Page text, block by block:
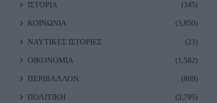
ΙΣΤΟΡΙΑ (345)
ΚΟΙΝΩΝΙΑ (3,850)
ΝΑΥΤΙΚΕΣ ΙΣΤΟΡΙΕΣ (23)
ΟΙΚΟΝΟΜΙΑ (1,582)
ΠΕΡΙΒΑΛΛΟΝ (809)
ΠΟΛΙΤΙΚΗ (2,795)